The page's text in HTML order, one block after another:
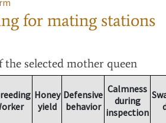
for mating stations
the selected mother queen
Honey
yield
Defensive
behavior
Calmness
during
inspection